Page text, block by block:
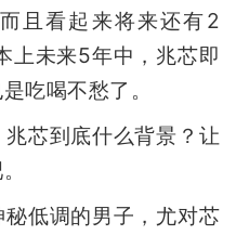
且看起来将来还有2
未来5年中，兆芯即
吃喝不愁了。
芯到底什么背景？让
秘低调的男子，尤对芯